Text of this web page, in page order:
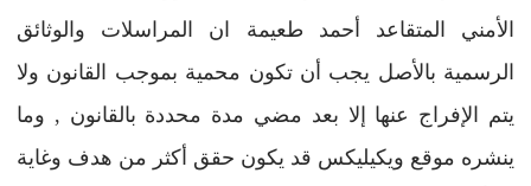
الأمني المتقاعد أحمد طعيمة ان المراسلات والوثائق
الرسمية بالأصل يجب أن تكون محمية بموجب القانون ولا
يتم الإفراج عنها إلا بعد مضي مدة محددة بالقانون , وما
ينشره موقع ويكيليكس قد يكون حقق أكثر من هدف وغاية